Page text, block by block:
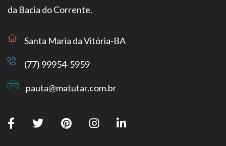
da Bacia do Corrente.
Santa Maria da Vitória-BA
(77) 99954-5959
pauta@matutar.com.br